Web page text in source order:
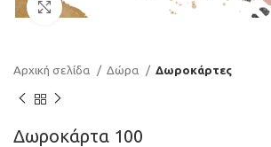
Click to enlarge
Αρχική σελίδα Δώρα Δωροκάρτες
Δωροκάρτα 100